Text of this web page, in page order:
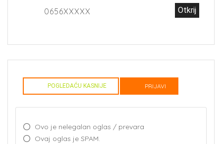
0656XXXXX Otkrij
POGLEDAĆU KASNIJE PRIJAVI
Ovo je nelegalan oglas / prevara
Ovaj oglas je SPAM.